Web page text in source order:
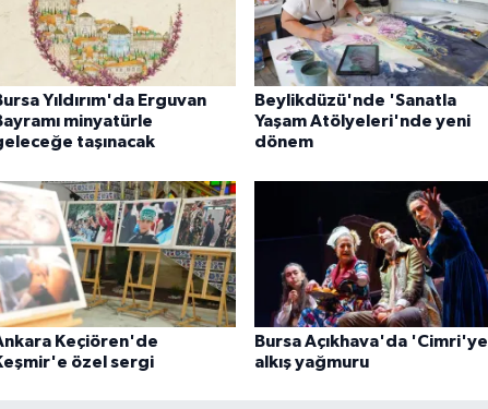
Yıldırım'da Erguvan
minyatürle
taşınacak
Beylikdüzü'nde 'Sanatla
Yaşam Atölyeleri'nde yeni
dönem
Keçiören'de
özel sergi
Bursa Açıkhava'da 'Cimri'ye
alkış yağmuru